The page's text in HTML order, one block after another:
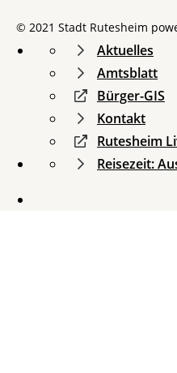
© 2021 Stadt Rutesheim
Aktuelles
Amtsblatt
Bürger-GIS
Kontakt
Rutesheim
Reisezeit: